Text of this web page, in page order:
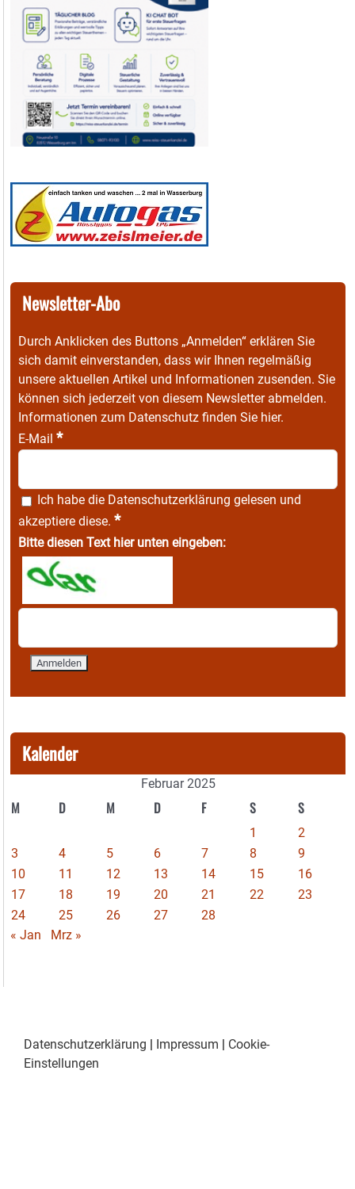
Newsletter-Abo
Durch Anklicken des Buttons „Anmelden“ erklären Sie
sich damit einverstanden, dass wir Ihnen regelmäßig
unsere aktuellen Artikel und Informationen zusenden. Sie
können sich jederzeit von diesem Newsletter abmelden.
Informationen zum Datenschutz finden Sie hier.
E-Mail *
Ich habe die Datenschutzerklärung gelesen und
akzeptiere diese. *
Bitte diesen Text hier unten eingeben:
Kalender
Februar 2025
M D M D F S S
1
2
3
4 5 6 7 8
9
10
11 12 13 14 15
16
17
18 19 20 21 22
23
24
25 26 27
28
« Jan
Mrz »
Datenschutzerklärung Impressum
Cookie-
Einstellungen